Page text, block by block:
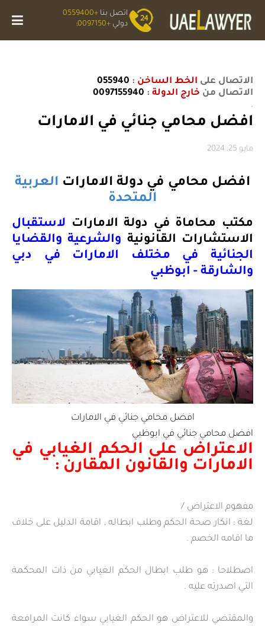
اتصل بنا+0559400
دولي+0097150;
الاتصال على الخط الساخن :
055940
الاتصال من خارج الدولة :
0097155940
.
افضل محامي جنائي في الامارات
مايو 25, 2024
افضل محامي في دولة الامارات العربية
المتحدة
مكتب محاماة في دولة الامارات لاستقبال
الاستشارات القانونية والشرعية والقضايا
الجنائية في مختلف الامارات في دبي
والشارقة - ابوظبي
افضل محامي جنائي في الامارات
افضل محامي جنائي في ابوظبي
الاعتراض على الحكم الغيابي في
الامارات والقانون المقارن :
مفهوم الاعتراض /
لغة : انكار صحة الحكم وطلب ابطاله , اقامة الدليل على خلاف
ما اقامه الخصم .
اصطلاحا : هو طلب ابطال الحكم الغيابي من ذات المحكمة
التي اصدرته عليه .
والمقتضي للاعتراض هو الحكم الغيابي سواء كانت المرافعة